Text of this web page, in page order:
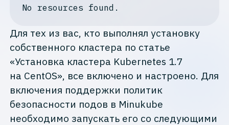
Для тех из вас, кто выполнял установку
собственного кластера по статье
«Установка кластера Kubernetes 1.7
на CentOS», все включено и настроено. Для
включения поддержки политик
безопасности подов в Minukube
необходимо запускать его со следующими